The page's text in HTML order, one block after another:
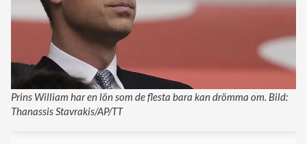
Prins William har en lön som de flesta bara kan drömma om. Bild:
Thanassis Stavrakis/AP/TT